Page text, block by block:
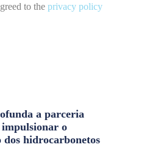
to the privacy policy
a parceria
o
dos hidrocarbonetos